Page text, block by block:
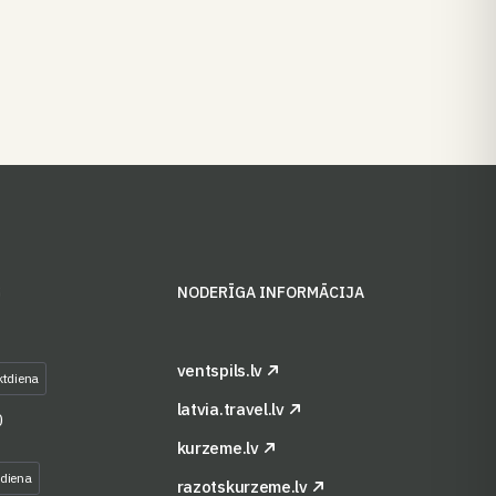
NODERĪGA INFORMĀCIJA
ventspils.lv
latvia.travel.lv
kurzeme.lv
razotskurzeme.lv